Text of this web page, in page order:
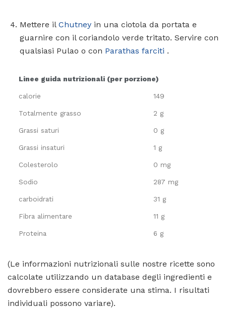
Mettere il Chutney in una ciotola da portata e
guarnire con il coriandolo verde tritato. Servire con
qualsiasi Pulao o con Parathas farciti .
Linee guida nutrizionali (per porzione)
calorie 149
Totalmente grasso 2 g
Grassi saturi 0 g
Grassi insaturi 1 g
Colesterolo 0 mg
Sodio 287 mg
carboidrati 31 g
Fibra alimentare 11 g
Proteina 6 g
(Le informazioni nutrizionali sulle nostre ricette sono
calcolate utilizzando un database degli ingredienti e
dovrebbero essere considerate una stima. I risultati
individuali possono variare).